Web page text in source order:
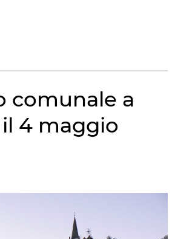
comunale a
4 maggio